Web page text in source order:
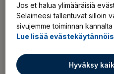
eri työntekijäryhmien
terveystarkastusten
varhaisen tuen
TULE-oireista ja
sairaanhoitokäyntejä
(erityisesti työhön
Jos et halua ylimääräisiä
Selaimeesi tallentuvat silloin
sivujemme toiminnan
Lue lisää
Hyväksy